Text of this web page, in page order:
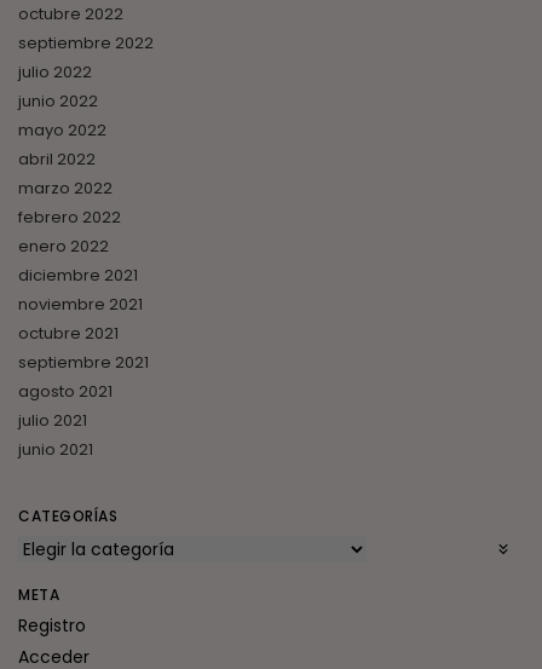
octubre 2022
septiembre 2022
julio 2022
junio 2022
mayo 2022
abril 2022
marzo 2022
febrero 2022
enero 2022
diciembre 2021
noviembre 2021
octubre 2021
septiembre 2021
agosto 2021
julio 2021
junio 2021
CATEGORÍAS
META
Registro
Acceder